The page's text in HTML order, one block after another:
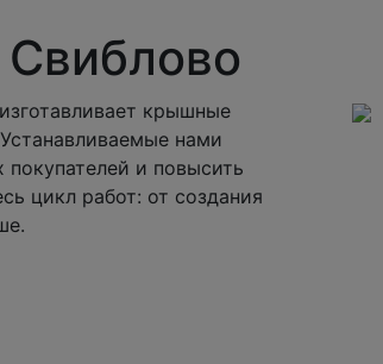
крышные
нами
покупателей и повысить
цикл работ: от создания